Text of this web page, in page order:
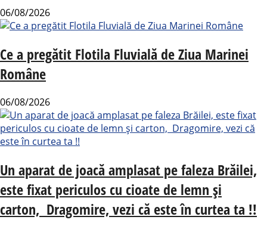
06/08/2026
Ce a pregătit Flotila Fluvială de Ziua Marinei
Române
06/08/2026
Un aparat de joacă amplasat pe faleza Brăilei,
este fixat periculos cu cioate de lemn și
carton, Dragomire, vezi că este în curtea ta !!